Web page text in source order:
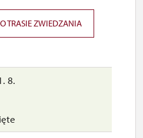
8.
TRASIE ZWIEDZANIA